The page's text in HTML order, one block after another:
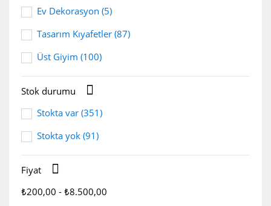
Ev Dekorasyon (5)
Tasarım Kıyafetler (87)
Üst Giyim (100)
Stok durumu 
Stokta var (351)
Stokta yok (91)
Fiyat 
₺200,00 - ₺8.500,00